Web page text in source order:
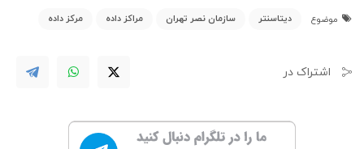
موضوع دیتاسنتر سازمان نصر تهران مراکز داده مرکز داده
اشتراک در